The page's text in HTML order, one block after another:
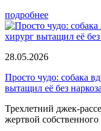
подробнее
28.05.2026
Просто чудо: собака
вытащил её без
Трехлетний джек-
жертвой